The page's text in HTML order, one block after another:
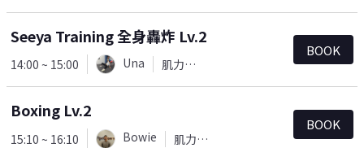
Seeya Training 全身轟炸 Lv.2
14:00 ~ 15:00 Una 肌力訓練
BOOK
Boxing Lv.2
15:10 ~ 16:10 Bowie 肌力訓練
BOOK